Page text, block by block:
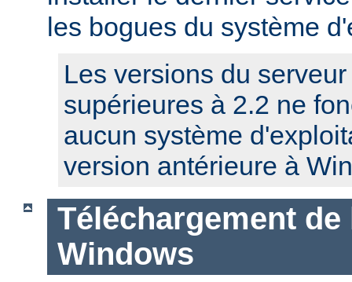
les bogues du système
Les versions du
supérieures à 2.2 ne
aucun système
version antérieure à
Téléchargement
Windows